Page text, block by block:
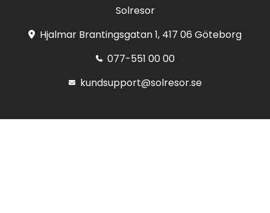
Solresor
Hjalmar Brantingsgatan 1, 417 06 Göteborg
077-551 00 00
kundsupport@solresor.se